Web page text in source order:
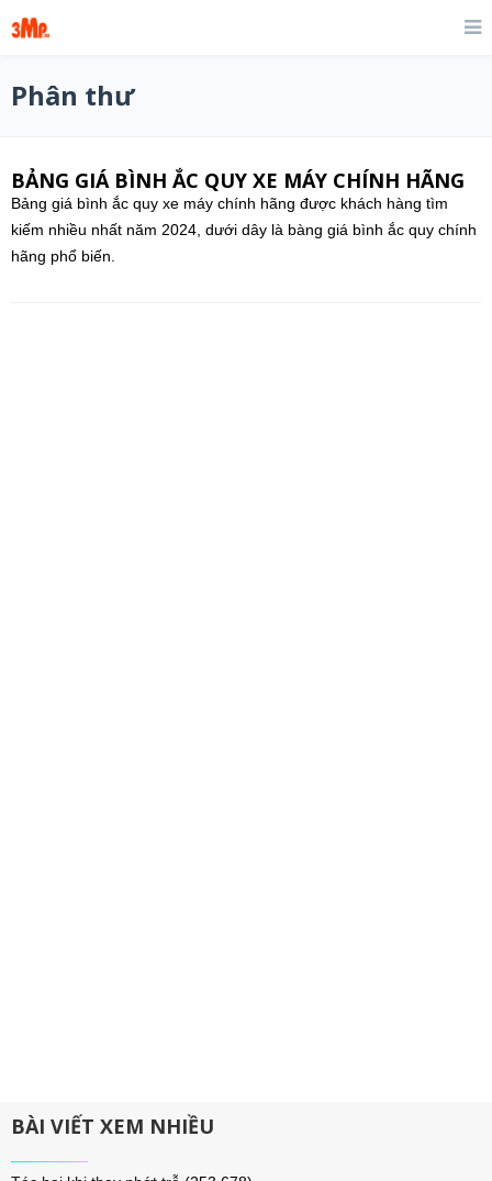
Phân thư
BẢNG GIÁ BÌNH ẮC QUY XE MÁY CHÍNH HÃNG
Bảng giá bình ắc quy xe máy chính hãng được khách hàng tìm
kiếm nhiều nhất năm 2024, dưới dây là bàng giá bình ắc quy chính
hãng phổ biến.
BÀI VIẾT XEM NHIỀU